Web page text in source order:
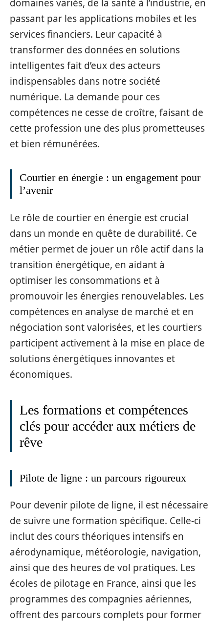
domaines variés, de la santé à l’industrie, en
passant par les applications mobiles et les
services financiers. Leur capacité à
transformer des données en solutions
intelligentes fait d’eux des acteurs
indispensables dans notre société
numérique. La demande pour ces
compétences ne cesse de croître, faisant de
cette profession une des plus prometteuses
et bien rémunérées.
Courtier en énergie : un engagement pour
l’avenir
Le rôle de courtier en énergie est crucial
dans un monde en quête de durabilité. Ce
métier permet de jouer un rôle actif dans la
transition énergétique, en aidant à
optimiser les consommations et à
promouvoir les énergies renouvelables. Les
compétences en analyse de marché et en
négociation sont valorisées, et les courtiers
participent activement à la mise en place de
solutions énergétiques innovantes et
économiques.
Les formations et compétences
clés pour accéder aux métiers de
rêve
Pilote de ligne : un parcours rigoureux
Pour devenir pilote de ligne, il est nécessaire
de suivre une formation spécifique. Celle-ci
inclut des cours théoriques intensifs en
aérodynamique, météorologie, navigation,
ainsi que des heures de vol pratiques. Les
écoles de pilotage en France, ainsi que les
programmes des compagnies aériennes,
offrent des parcours complets pour former